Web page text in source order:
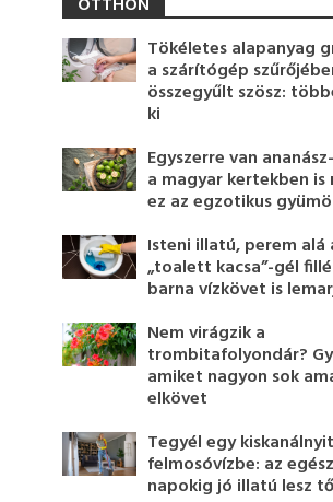
Tökéletes alapanyag
a szárítógép
összegyűlt szösz:
ki
Egyszerre van
a magyar kertekben
ez az egzotikus
Isteni illatú, perem
„toalett kacsa”-gél
barna vízkövet is
Nem virágzik a
trombitafolyondár?
amiket nagyon sok
elkövet
Tegyél egy
felmosóvízbe: az
napokig jó illatú lesz